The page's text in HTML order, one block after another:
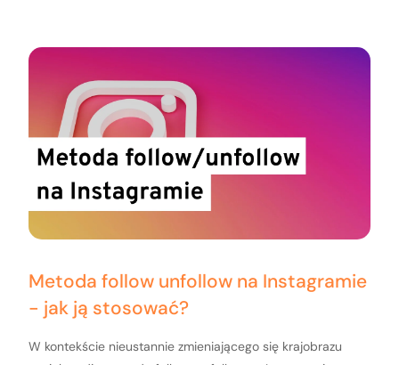
Metoda follow unfollow na Instagramie
- jak ją stosować?
W kontekście nieustannie zmieniającego się krajobrazu